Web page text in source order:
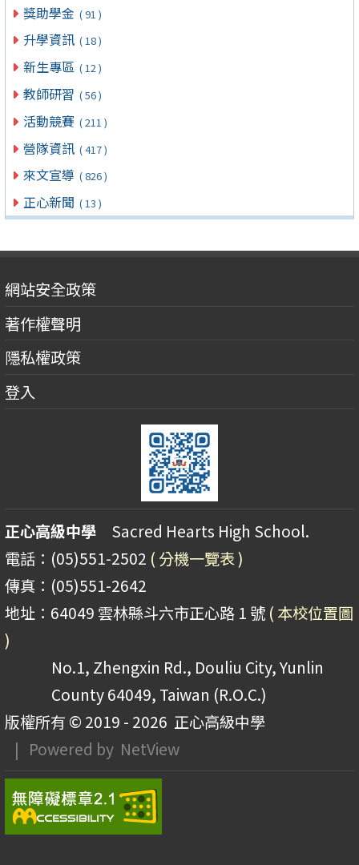
獎助學金 ( 91 )
升學資訊 ( 18 )
新生專區 ( 12 )
教師研習 ( 56 )
活動競賽 ( 211 )
營隊資訊 ( 417 )
來文宣導 ( 826 )
正心新聞 ( 13 )
網站安全政策
著作權聲明
隱私權政策
登入
正心高級中學 Sacred Hearts High School.
電話：(05)551-2502 ( 分機一覽表 )
傳真：(05)551-2642
地址：64049 雲林縣斗六市正心路 1 號 ( 本校位置圖
)
No.1, Zhengxin Rd., Douliu City, Yunlin
County 64049, Taiwan (R.O.C.)
版權所有 © 2019 - 2026 正心高級中學
| Powered by NetView